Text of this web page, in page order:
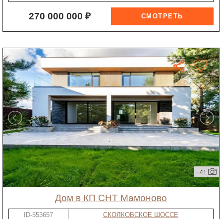
270 000 000 ₽
+41
дом в КП СНТ Мамоново
ID-553657
СКОЛКОВСКОЕ ШОССЕ